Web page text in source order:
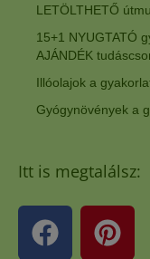
LETÖLTHETŐ
15+1 NYUGTATÓ
AJÁNDÉK
Illóolajok a
Gyógynövények a
Itt is megtalálsz: